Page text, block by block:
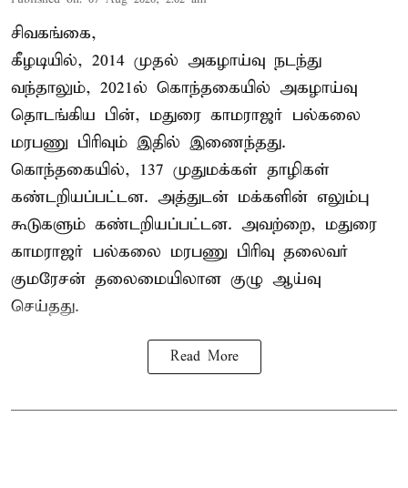
சிவகங்கை,
கீழடியில், 2014 முதல் அகழாய்வு நடந்து
வந்தாலும், 2021ல் கொந்தகையில் அகழாய்வு
தொடங்கிய பின், மதுரை காமராஜர் பல்கலை
மரபணு பிரிவும் இதில் இணைந்தது.
கொந்தகையில், 137 முதுமக்கள் தாழிகள்
கண்டறியப்பட்டன. அத்துடன் மக்களின் எலும்பு
கூடுகளும் கண்டறியப்பட்டன. அவற்றை, மதுரை
காமராஜர் பல்கலை மரபணு பிரிவு தலைவர்
குமரேசன் தலைமையிலான குழு ஆய்வு
செய்தது.
Read More